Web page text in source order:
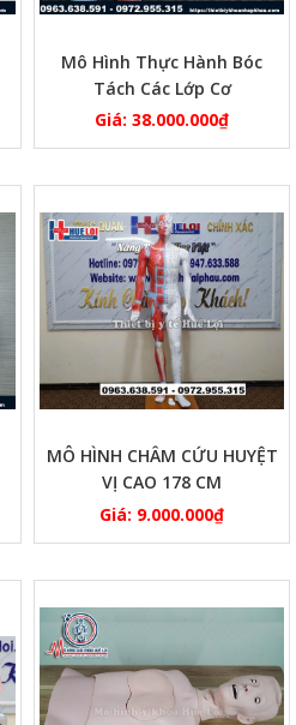
Mô Hình Thực Hành Bóc
Tách Các Lớp Cơ
Giá: 38.000.000₫
MÔ HÌNH CHÂM CỨU HUYỆT
VỊ CAO 178 CM
Giá: 9.000.000₫